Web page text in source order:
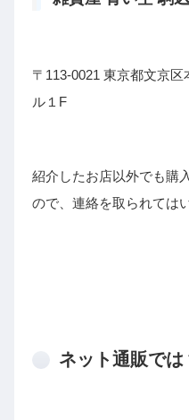
〒113-0021 東京都文京
ル１F
紹介したお店以外でも購
ので、連絡を取られては
ネット通販では